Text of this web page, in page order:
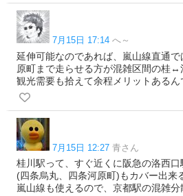
7月15日 17:14 へ～
延伸可能なのであれば、嵐山線直通
原町まで走らせる方が混雑区間の桂↔
観光需要も拾えて余程メリットあるん
7月15日 12:27 青さん
桂川駅って、すぐ近くに阪急の洛西
(四条烏丸、四条河原町)もカバー出来
嵐山線も使えるので、京都駅の混雑